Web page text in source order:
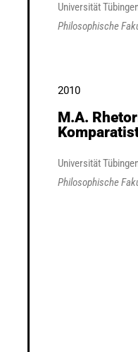
Universität
Philosophische
2010
M.A.
Universität
Philosophische